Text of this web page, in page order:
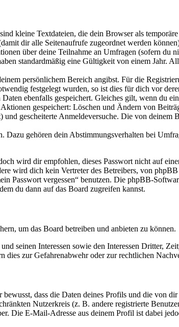
kleine Textdateien, die dein Browser als
dir alle Seitenaufrufe zugeordnet werden
über deine Teilnahme an Umfragen (sofern du
standardmäßig eine Gültigkeit von einem Jahr.
persönlichem Bereich angibst. Für die
festgelegt wurden, so ist dies für dich vor
ebenfalls gespeichert. Gleiches gilt, wenn du
gespeichert: Löschen und Ändern von
gescheiterte Anmeldeversuche. Die von
gehören dein Abstimmungsverhalten bei
wird dir empfohlen, dieses Passwort nicht auf
wird dich kein Vertreter des Betreibers, von
Passwort vergessen“ benutzen. Die phpBB-
du dann auf das Board zugreifen kannst.
um das Board betreiben und anbieten zu können.
seinen Interessen sowie den Interessen Dritter,
zur Gefahrenabwehr oder zur rechtlichen
dass die Daten deines Profils und die von
Nutzerkreis (z. B. andere registrierte
Die E-Mail-Adresse aus deinem Profil ist dabei